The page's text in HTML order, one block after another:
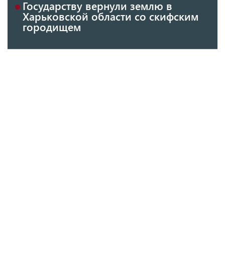
Государству вернули землю в
Харьковской области со скифским
городищем